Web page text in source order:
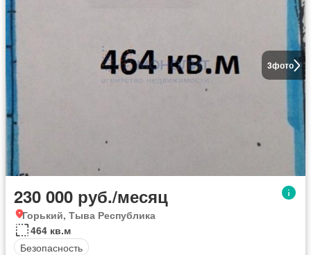
3фото
230 000 руб./месяц
Горький, Тыва Республика
464 кв.м
Безопасность